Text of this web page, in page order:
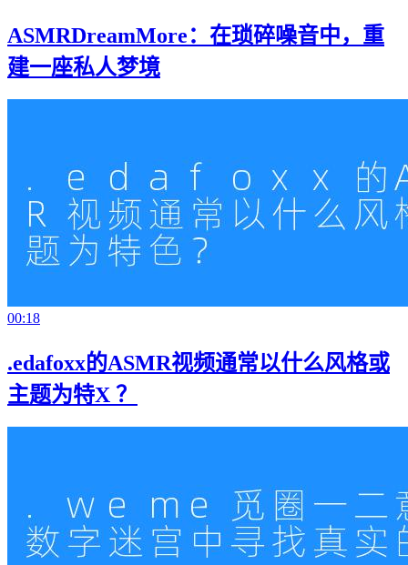
ASMRDreamMore：在琐碎噪音中，重
建一座私人梦境
00:18
.edafoxx的ASMR视频通常以什么风格或
主题为特X ？